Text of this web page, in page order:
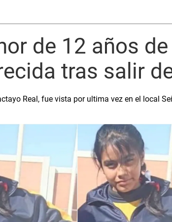
de 12 años
tras salir
Real, fue vista por ultima vez en el local